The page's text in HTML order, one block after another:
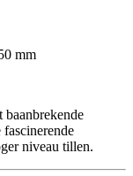
mm
baanbrekende
niveau tillen.